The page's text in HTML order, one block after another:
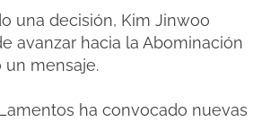
una decisión, Kim Jinwoo
avanzar hacia la Abominación
un mensaje.
ha convocado nuevas